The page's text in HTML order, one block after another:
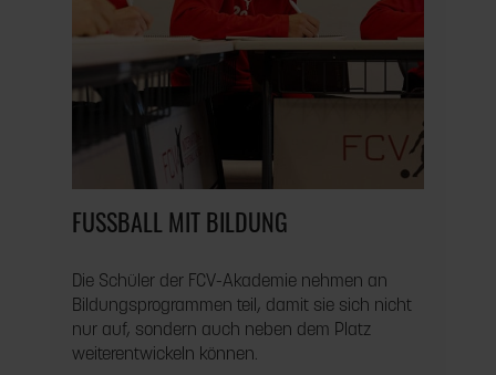
FUSSBALL MIT BILDUNG
Die Schüler der FCV-Akademie nehmen an
Bildungsprogrammen teil, damit sie sich nicht
nur auf, sondern auch neben dem Platz
weiterentwickeln können.